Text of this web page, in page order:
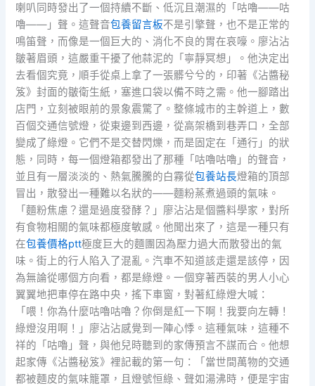
喇叭同時發出了一個持續不斷、低沉且潮濕的「咕嚕——咕
嚕——」聲。這聲音包養留言板不是引擎聲，也不是正常的
鳴笛聲，而像是一個巨大的、消化不良的胃在哀嚎。廖沾沾
皺著眉頭，這嚴重干擾了他蒜泥的「寧靜冥想」。他決定出
去看個究竟，順手從桌上拿了一張髒兮兮的，印著《沾醬秘
笈》封面的皺衛生紙，塞進口袋以備不時之需。他一腳踏出
店門，立刻被眼前的景象震驚了。整條城市的主幹道上，數
百個交通信號燈，從東邊到西邊，從高架橋到巷弄口，全部
變成了綠燈。它們不是交替閃爍，而是固定在「通行」的狀
態，同時，每一個燈箱都發出了那種「咕嚕咕嚕」的聲音，
並且有一層淡淡的、熱氣騰騰的白霧從包養站長燈箱的頂部
冒出，散發出一種難以名狀的——麵粉蒸煮過頭的氣味。
「麵粉焦慮？還是過度發酵？」廖沾沾是個醬料學家，對所
有食物相關的氣味都極度敏感。他聞出來了，這是一種只有
在包養價格ptt極度巨大的麵團因為壓力過大而散發出的氣
味。街上的行人陷入了混亂。汽車不知道該走還是該停，因
為無論從哪個方向看，都是綠燈。一個穿著西裝的男人小心
翼翼地把車停在路中央，搖下車窗，對著紅綠燈大喊：
「喂！你為什麼咕嚕咕嚕？你倒是紅一下啊！我要向左轉！
綠燈沒用啊！」廖沾沾感覺到一陣心悸。這種氣味，這種不
祥的「咕嚕」聲，與他兒時聽到的家傳預言不謀而合。他想
起家傳《沾醬秘笈》裡記載的第一句：「當世間萬物的交通
都被麵皮的氣味籠罩，且燈號恒綠、聲如湯沸時，便是宇宙